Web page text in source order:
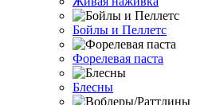
Бойлы и Пеллетс
Форелевая паста
Блесны